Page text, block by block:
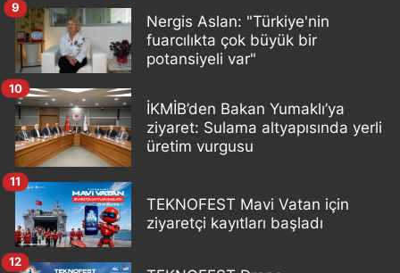
Nergis Aslan: "Türkiye'nin
fuarcılıkta çok büyük bir
potansiyeli var"
9
İKMİB’den Bakan Yumaklı’ya
ziyaret: Sulama altyapısında yerli
üretim vurgusu
10
TEKNOFEST Mavi Vatan için
ziyaretçi kayıtları başladı
11
12